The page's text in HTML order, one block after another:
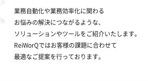
業務自動化や業務効率化に関わる
お悩みの解決につながるような、
ソリューションやツールをご紹介いたします。
ReiWorQではお客様の課題に合わせて
最適なご提案を行っております。